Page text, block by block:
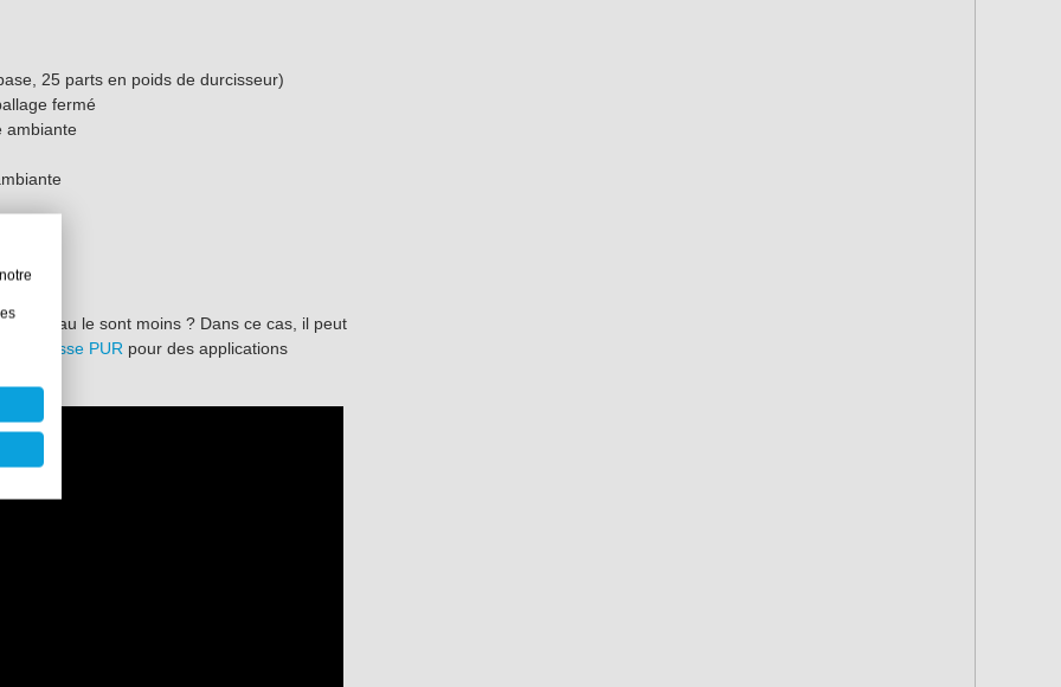
25 parts en poids de durcisseur)
fermé
ambiante
à l'eau le sont moins ? Dans ce cas, il peut
mousse PUR pour des applications